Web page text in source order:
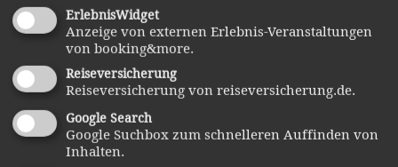
Gastgebersuchen & buchen
Benutzen Sie unsere komfortable Unterkunftsuche:
ErlebnisWidget
Anzeige von externen Erlebnis-Veranstaltungen
von booking&more.
Reiseversicherung
Reiseversicherung von reiseversicherung.de.
Google Search
Google Suchbox zum schnelleren Auffinden von
Inhalten.